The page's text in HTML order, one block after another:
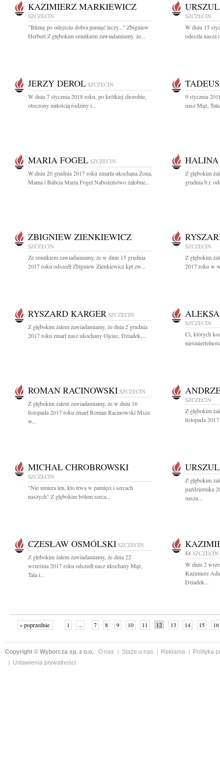
KAZIMIERZ MARKIEWICZ
SZCZECIN
"Bliznę po odejściu dobra pamięć leczy..." Zbigniew
Herbert Z głębokim smutkiem zawiadamiamy, że...
SZCZECIN
W dniu 15
odeszła
JERZY DEROL SZCZECIN
W dniu 7 stycznia 2018 roku, po krótkiej chorobie,
otoczony miłością rodziny i...
9 stycznia
nasz Mąż,
MARIA FOGEL SZCZECIN
W dniu 20 grudnia 2017 roku zmarła ukochana Żona,
Mama i Babcia Maria Fogel Nabożeństwo żałobne...
Z głębokim
grudnia b.r.
ZBIGNIEW ZIENKIEWICZ
SZCZECIN
Ze smutkiem zawiadamiamy, że w dniu 15 grudnia
2017 roku odszedł Zbigniew Zienkiewicz kpt.zw...
SZCZECIN
Z głębokim
2017 roku w
RYSZARD KARGER SZCZECIN
Z głębokim żalem zawiadamiamy, że dnia 2 grudnia
2017 roku zmarł nasz ukochany Ojciec, Dziadek,...
SZCZECIN
Ci, których
ROMAN RACINOWSKI SZCZECIN
Z głębokim żalem zawiadamiamy, że w dniu 16
listopada 2017 roku zmarł Roman Racinowski Msza
w...
SZCZECIN
Z głębokim
listopada
MICHAŁ CHROBROWSKI
SZCZECIN
"Nie umiera ten, kto trwa w pamięci i sercach
naszych" Z głębokim bólem serca...
Z głębokim
października
nasza...
CZESŁAW OSMÓLSKI SZCZECIN
Z głebokim żalem zawiadamiamy, że dnia 22
września 2017 roku odszedł nasz ukochany Mąż,
Tata i...
84 SZCZECIN
W dniu 2
Kazimierz
Dziadek...
« poprzednie 1 ... 7 8 9 10 11 12 13 14 15 16
Copyright © Wyborcza sp. z o.o. O nas Staże u nas Reklama
Polityka
Ustawienia prywatności